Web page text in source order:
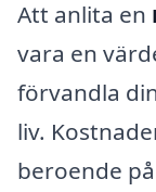
Att anlita en
vara en
förvandla
liv.
beroende